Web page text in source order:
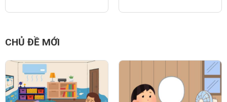
CHỦ ĐỀ MỚI